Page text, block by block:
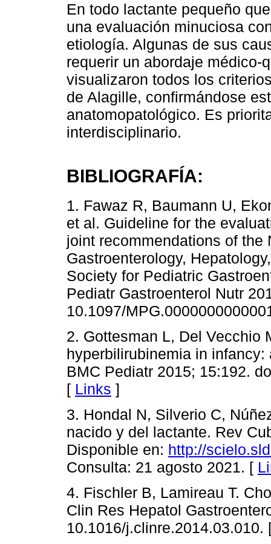
En todo lactante pequeño
una evaluación minuciosa
etiología. Algunas de sus
requerir un abordaje médico-
visualizaron todos los
de Alagille, confirmándose
anatomopatológico. Es
interdisciplinario.
BIBLIOGRAFÍA:
1. Fawaz R, Baumann U,
et al. Guideline for the
joint recommendations of the
Gastroenterology,
Society for Pediatric
Pediatr Gastroenterol Nutr
10.1097/
2. Gottesman L, Del Vecchio
hyperbilirubinemia in
BMC Pediatr 2015; 15:192.
[ Links ]
3. Hondal N, Silverio C,
nacido y del lactante. Rev
Disponible en: http://
Consulta: 21 agosto 2021. [
4. Fischler B, Lamireau T.
Clin Res Hepatol
10.1016/j.clinre.2014.03.010.